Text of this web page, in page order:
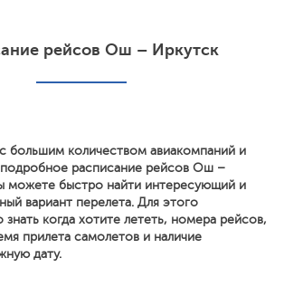
рейсов Ош – Иркутск
большим количеством авиакомпаний и
подробное расписание рейсов Ош –
можете быстро найти интересующий и
вариант перелета. Для этого
когда хотите лететь, номера рейсов,
прилета самолетов и наличие
дату.